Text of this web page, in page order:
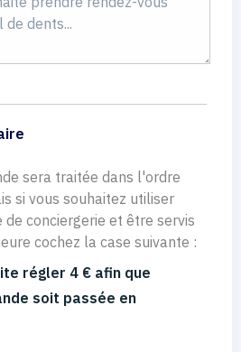
sera traitée dans l'ordre
si vous souhaitez utiliser
de conciergerie et être servis
cochez la case suivante :
régler 4 € afin que
soit passée en